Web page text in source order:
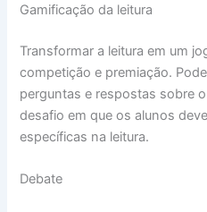
Gamificação da leitura
Transformar a leitura em um
competição e premiação.
perguntas e respostas sobre
desafio em que os alunos
específicas na leitura.
Debate